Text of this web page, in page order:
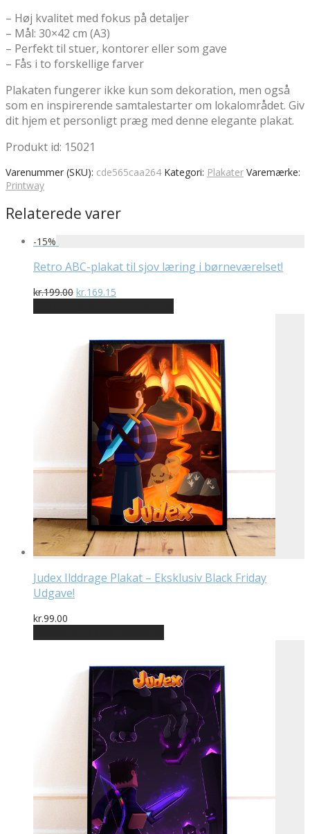
– Høj kvalitet med fokus på detaljer
– Mål: 30×42 cm (A3)
– Perfekt til stuer, kontorer eller som gave
– Fås i to forskellige farver
Plakaten fungerer ikke kun som dekoration, men også
som en inspirerende samtalestarter om lokalområdet. Giv
dit hjem et personligt præg med denne elegante plakat.
Produkt id: 15021
Varenummer (SKU): cde565caa264 Kategori: Plakater Varemærke:
Printway
Relaterede varer
-15%
Retro ABC-plakat til sjov læring i børneværelset!
kr.199.00 Den
pris
kr.199.00.
kr.169.15
pris
kr.169.15.
Judex Ilddrage Plakat – Eksklusiv Black Friday
Udgave!
kr.99.00